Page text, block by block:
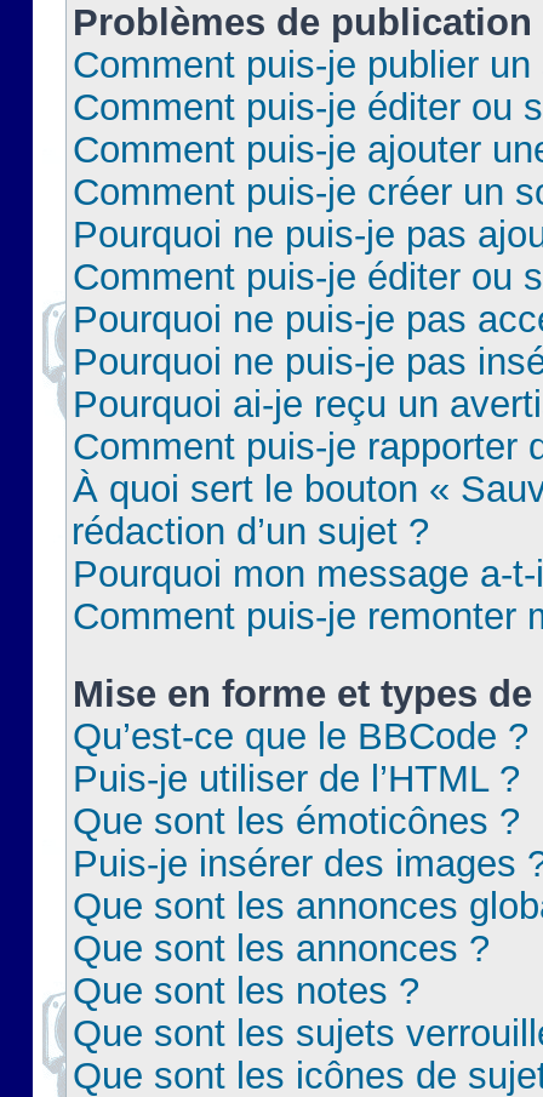
Problèmes de publication
Comment puis-je publier
Comment puis-je éditer ou
Comment puis-je ajouter
Comment puis-je créer un
Pourquoi ne puis-je pas
Comment puis-je éditer ou
Pourquoi ne puis-je pas
Pourquoi ne puis-je pas
Pourquoi ai-je reçu un
Comment puis-je rapporter
À quoi sert le bouton «
rédaction d’un sujet ?
Pourquoi mon message a-
Comment puis-je remonter
Mise en forme et types
Qu’est-ce que le BBCode ?
Puis-je utiliser de l’HTML ?
Que sont les émoticônes ?
Puis-je insérer des images
Que sont les annonces
Que sont les annonces ?
Que sont les notes ?
Que sont les sujets
Que sont les icônes de